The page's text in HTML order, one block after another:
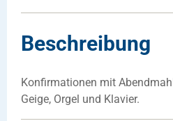
Beschreibung
Konfirmationen mit
Geige, Orgel und Klavier.